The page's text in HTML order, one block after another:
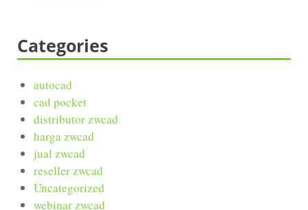
Categories
autocad
cad pocket
distributor zwcad
harga zwcad
jual zwcad
reseller zwcad
Uncategorized
webinar zwcad